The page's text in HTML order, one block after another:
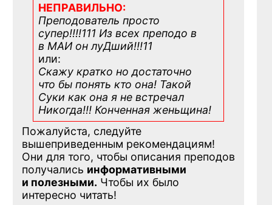
НЕПРАВИЛЬНО:
Преподователь просто
супер!!!!111 Из всех преподо в
в МАИ он луДший!!!11
или:
Скажу кратко но достаточно
что бы понять кто она! Такой
Суки как она я не встречал
Никогда!!! Конченная женьщина!
Пожалуйста, следуйте
вышеприведенным рекомендациям!
Они для того, чтобы описания преподов
получались информативными
и полезными. Чтобы их было
интересно читать!